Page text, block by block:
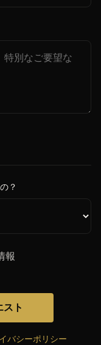
？
報
スト
バシーポリシー